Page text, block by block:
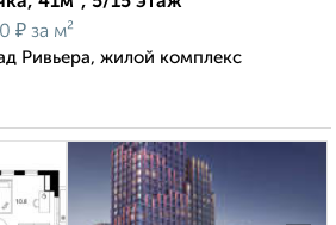
₽ за м²
Ривьера, жилой комплекс